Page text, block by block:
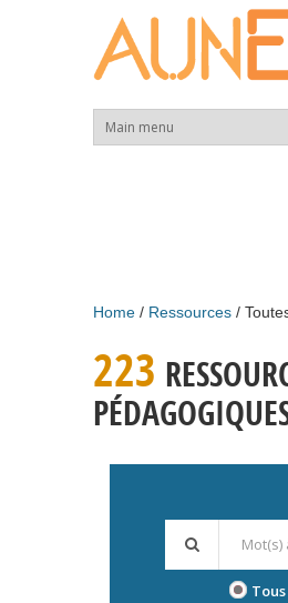
Home Ressources
223